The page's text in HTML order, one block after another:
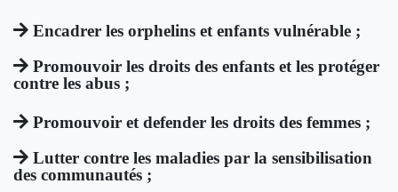
Encadrer les orphelins et enfants vulnérable ;
Promouvoir les droits des enfants et les protéger
contre les abus ;
Promouvoir et defender les droits des femmes ;
Lutter contre les maladies par la sensibilisation
des communautés ;